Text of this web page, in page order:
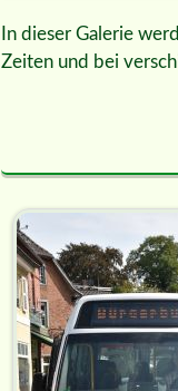
In dieser Galerie
Zeiten und bei